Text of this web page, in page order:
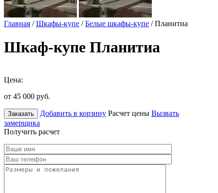
Главная /Шкафы-купе /Белые шкафы-купе / Планитиа
Шкаф-купе Планитиа
Цена:
от 45 000 руб.
Заказать Добавить в корзину Расчет цены Вызвать
замерщика
Получить расчет